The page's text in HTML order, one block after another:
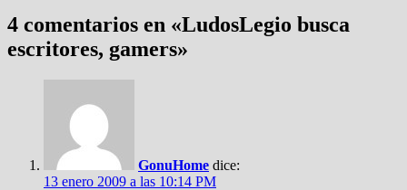
4 comentarios en «LudosLegio busca
escritores, gamers»
GonuHome dice:
13 enero 2009 a las 10:14 PM